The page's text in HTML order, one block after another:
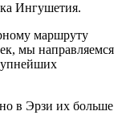
Ингушетия.
маршруту
мы направляемся
в Эрзи их больше